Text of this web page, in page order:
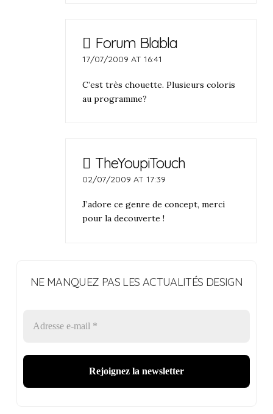
Forum Blabla
17/07/2009 AT 16:41
C’est très chouette. Plusieurs coloris
au programme?
TheYoupiTouch
02/07/2009 AT 17:39
J’adore ce genre de concept, merci
pour la decouverte !
NE MANQUEZ PAS LES ACTUALITÉS DESIGN